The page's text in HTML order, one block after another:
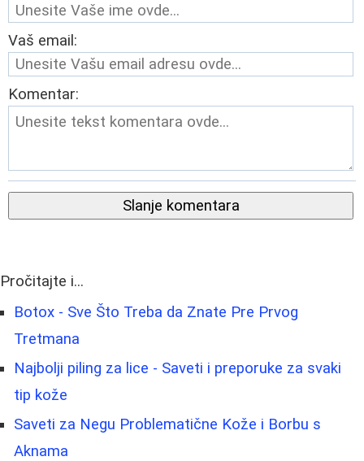
Vaš email:
Komentar:
Slanje komentara
Pročitajte i...
Botox - Sve Što Treba da Znate Pre Prvog
Tretmana
Najbolji piling za lice - Saveti i preporuke za svaki
tip kože
Saveti za Negu Problematične Kože i Borbu s
Aknama